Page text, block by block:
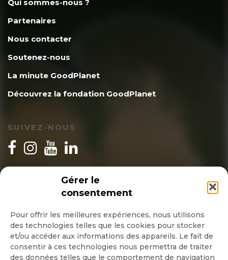
Gérer le
consentement
Pour offrir les meilleures expériences, nous utilisons
des technologies telles que les cookies pour stocker
et/ou accéder aux informations des appareils. Le fait de
consentir à ces technologies nous permettra de traiter
des données telles que le comportement de navigation
Qui sommes-nous ?
Partenaires
Nous contacter
Soutenez-nous
La minute GoodPlanet
Découvrez la fondation GoodPlanet
SUIVEZ-NOUS
INSCRIPTION NEWSLETTER
Quotidienne
Hebdo